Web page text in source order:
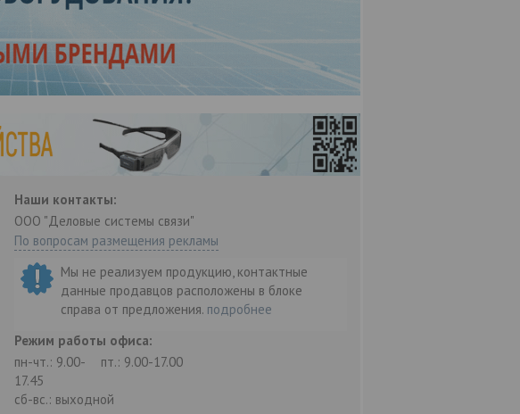
Наши контакты:
ООО "Деловые системы связи"
По вопросам размещения рекламы
Мы не реализуем продукцию, контактные
данные продавцов расположены в блоке
справа от предложения. подробнее
Режим работы офиса:
пн-чт.: 9.00-
17.45
пт.: 9.00-17.00
сб-вс.: выходной